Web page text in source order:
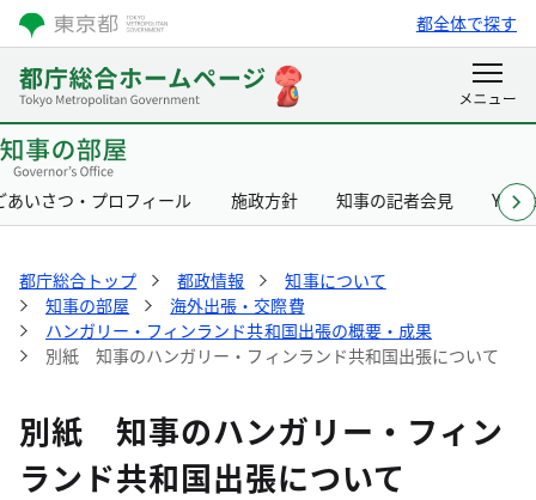
都全体で探す
あいさつ・プロフィール 施政方針 知事の記者会見
都庁総合トップ 都政情報
知事について
知事の部屋
海外出張・交際費
ハンガリー・フィンランド共和国出張の概要・成果
別紙 知事のハンガリー・フィンランド共和国出張について
別紙 知事のハンガリー・フィン
ランド共和国出張について